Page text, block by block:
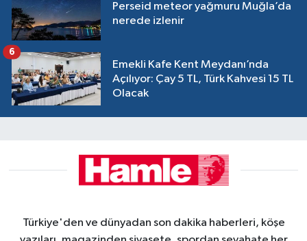
Perseid meteor yağmuru Muğla’da
nerede izlenir
Emekli Kafe Kent Meydanı’nda
Açılıyor: Çay 5 TL, Türk Kahvesi 15 TL
Olacak
6
Türkiye'den ve dünyadan son dakika haberleri, köşe